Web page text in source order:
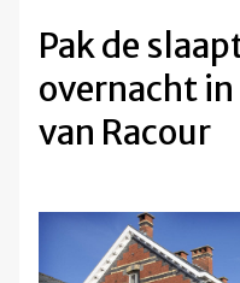
Pak de
overnacht
van Racour